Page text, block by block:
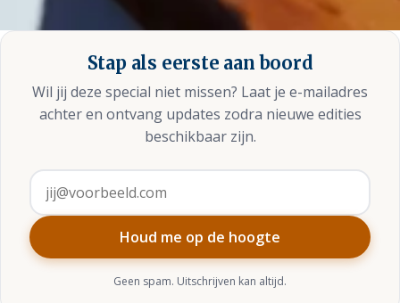
Stap als eerste aan boord
Wil jij deze special niet missen? Laat je e-mailadres
achter en ontvang updates zodra nieuwe edities
beschikbaar zijn.
E-mailadres
Houd me op de hoogte
Geen spam. Uitschrijven kan altijd.